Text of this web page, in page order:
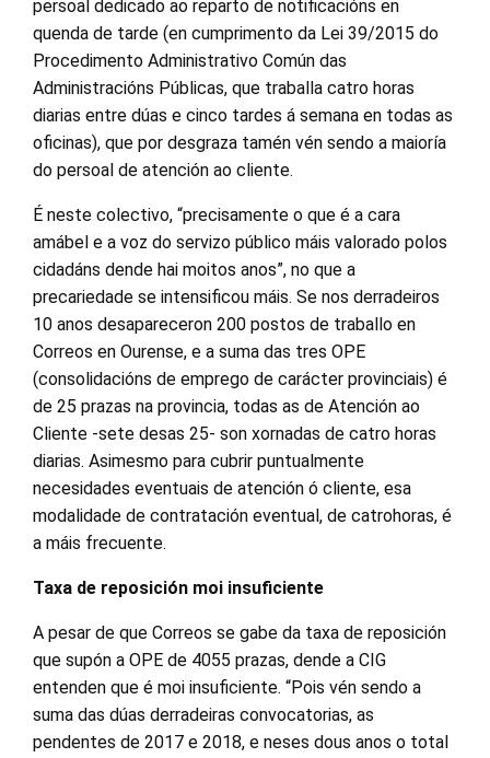
persoal dedicado ao reparto de notificacións en
quenda de tarde (en cumprimento da Lei 39/2015 do
Procedimento Administrativo Común das
Administracións Públicas, que traballa catro horas
diarias entre dúas e cinco tardes á semana en todas as
oficinas), que por desgraza tamén vén sendo a maioría
do persoal de atención ao cliente.
É neste colectivo, “precisamente o que é a cara
amábel e a voz do servizo público máis valorado polos
cidadáns dende hai moitos anos”, no que a
precariedade se intensificou máis. Se nos derradeiros
10 anos desapareceron 200 postos de traballo en
Correos en Ourense, e a suma das tres OPE
(consolidacións de emprego de carácter provinciais) é
de 25 prazas na provincia, todas as de Atención ao
Cliente -sete desas 25- son xornadas de catro horas
diarias. Asimesmo para cubrir puntualmente
necesidades eventuais de atención ó cliente, esa
modalidade de contratación eventual, de catrohoras, é
a máis frecuente.
Taxa de reposición moi insuficiente
A pesar de que Correos se gabe da taxa de reposición
que supón a OPE de 4055 prazas, dende a CIG
entenden que é moi insuficiente. “Pois vén sendo a
suma das dúas derradeiras convocatorias, as
pendentes de 2017 e 2018, e neses dous anos o total